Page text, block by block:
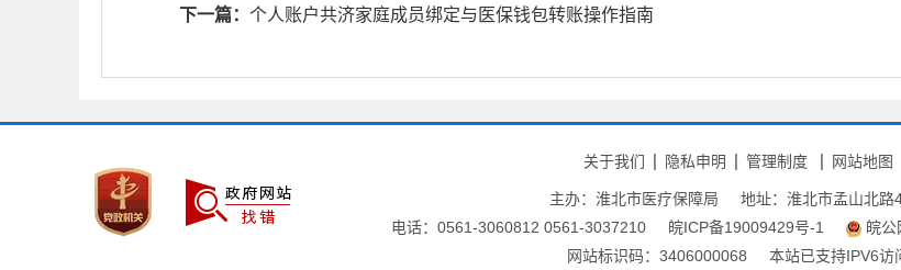
下一篇： 个人账户共济家庭成员绑定与医保钱包转账操作指南
关于我们 隐私申明 管理制度 网站地图
主办：淮北市医疗保障局
地址：淮北市孟山北路
电话：0561-3060812 0561-3037210
皖ICP备19009429号-1
皖
网站标识码：3406000068
本站已支持IPV6访